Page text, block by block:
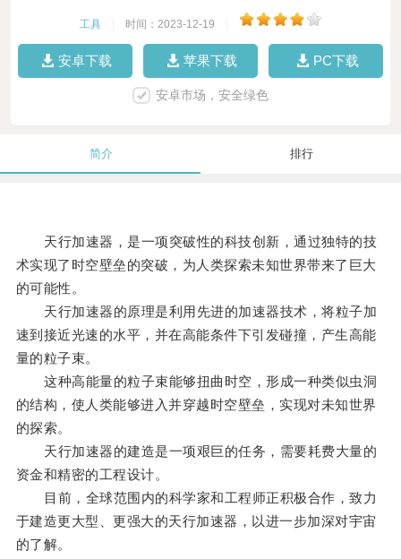
工具 时间：2023-12-19
安卓下载 苹果下载 PC下载
安卓市场，安全绿色
简介 排行
天行加速器，是一项突破性的科技创新，通过独特的技
术实现了时空壁垒的突破，为人类探索未知世界带来了巨大
的可能性。
天行加速器的原理是利用先进的加速器技术，将粒子加
速到接近光速的水平，并在高能条件下引发碰撞，产生高能
量的粒子束。
这种高能量的粒子束能够扭曲时空，形成一种类似虫洞
的结构，使人类能够进入并穿越时空壁垒，实现对未知世界
的探索。
天行加速器的建造是一项艰巨的任务，需要耗费大量的
资金和精密的工程设计。
目前，全球范围内的科学家和工程师正积极合作，致力
于建造更大型、更强大的天行加速器，以进一步加深对宇宙
的了解。